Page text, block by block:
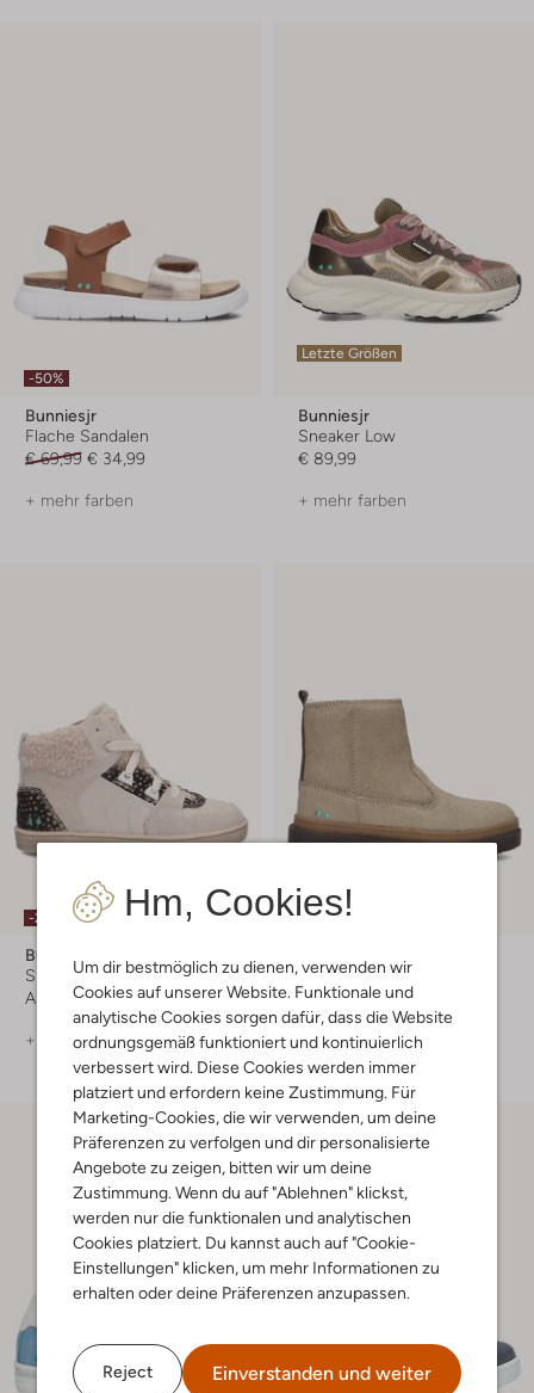
Hm, Cookies!
Um dir bestmöglich zu dienen, verwenden wir
Cookies auf unserer Website. Funktionale und
analytische Cookies sorgen dafür, dass die Website
ordnungsgemäß funktioniert und kontinuierlich
verbessert wird. Diese Cookies werden immer
platziert und erfordern keine Zustimmung. Für
Marketing-Cookies, die wir verwenden, um deine
Präferenzen zu verfolgen und dir personalisierte
Angebote zu zeigen, bitten wir um deine
Zustimmung. Wenn du auf "Ablehnen" klickst,
werden nur die funktionalen und analytischen
Cookies platziert. Du kannst auch auf "Cookie-
Einstellungen" klicken, um mehr Informationen zu
erhalten oder deine Präferenzen anzupassen.
Reject Einverstanden und weiter
-50%
Bunniesjr
Flache Sandalen
€ 69,99 € 34,99
+ mehr farben
Letzte Größen
Bunniesjr
Sneaker Low
€ 89,99
+ mehr farben
-20%
Bunniesjr
Sneaker High
Ab
€ 63,99
+ mehr farben
Letzter Artikel
-30%
Ankle Boots
€ 84,95 € 58,99